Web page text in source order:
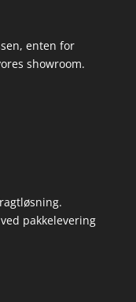
enten for
showroom.
pakkelevering